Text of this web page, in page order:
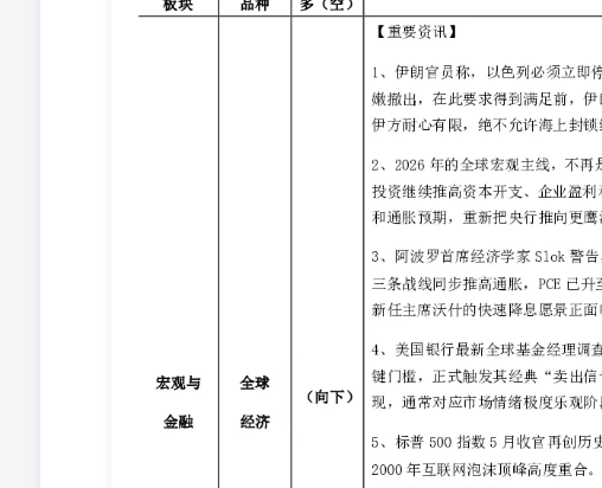
战。 霍尔木兹海峡受阻造成的供应缺口达到1100万—1600万桶/日
出警告，防止美国国债需求出现崩溃性下滑。 当前美国宏观产品
募信贷危机、以及中东局势升级均可能诱发新一轮大规模抛售。